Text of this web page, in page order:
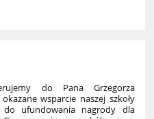
do Pana Grzegorza
wsparcie naszej szkoły
do ufundowania nagrody dla